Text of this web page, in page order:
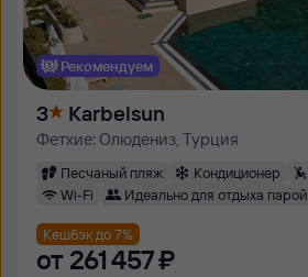
Рекомендуем
3 Karbelsun
Фетхие: Олюдениз, Турция
Песчаный пляж Кондиционер
Wi-Fi
Идеально для отдыха парой
Кешбэк до 7%
от 261 ⁠457 ⁠₽